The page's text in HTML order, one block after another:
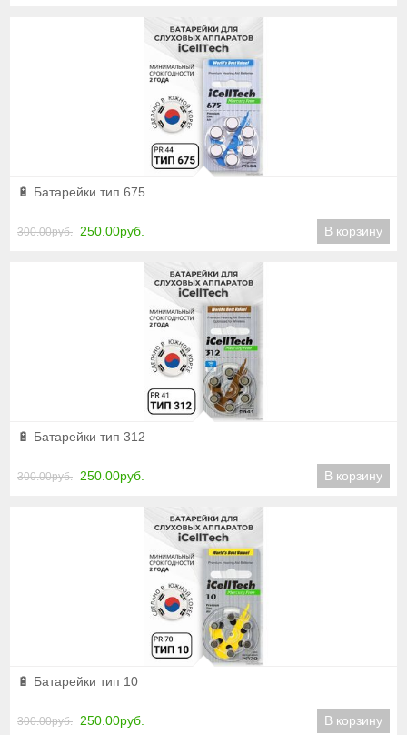
🔋 Батарейки тип 675
300.00руб. 250.00руб. В корзину
🔋 Батарейки тип 312
300.00руб. 250.00руб. В корзину
🔋 Батарейки тип 10
300.00руб. 250.00руб. В корзину